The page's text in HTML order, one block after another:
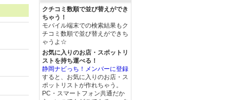
クチコミ数順で並び替えができ
ちゃう！
モバイル端末での検索結果もク
チコミ数順で並び替えができち
ゃうよ☆
お気に入りのお店・スポットリ
ストを持ち運べる！
静岡ナビっち！メンバーに登録
すると、お気に入りのお店・ス
ポットリストが作れちゃう。
PC・スマートフォン共通だか